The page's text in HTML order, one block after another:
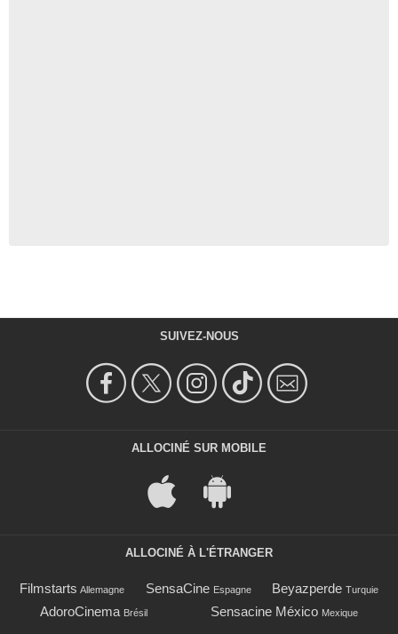
SUIVEZ-NOUS
ALLOCINÉ SUR MOBILE
ALLOCINÉ À L'ÉTRANGER
Filmstarts Allemagne SensaCine Espagne Beyazperde Turquie
AdoroCinema Brésil Sensacine México Mexique